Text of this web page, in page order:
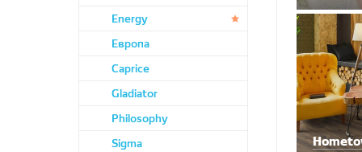
Energy
Европа
Caprice
Gladiator
Philosophy
Sigma